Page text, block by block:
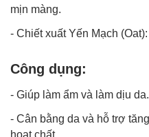
mịn màng.
- Chiết xuất Yến Mạch
Công dụng:
- Giúp làm ẩm và làm dịu da.
- Cân bằng da và hỗ trợ
hoạt chất.